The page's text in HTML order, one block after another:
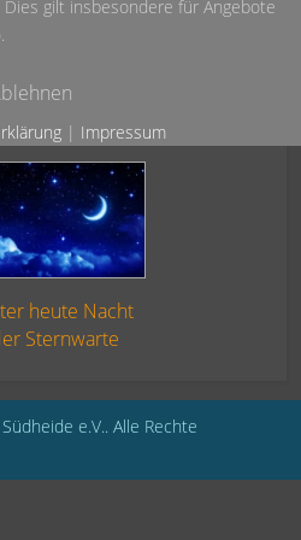
heute Nacht
Sternwarte
e.V.. Alle Rechte
gilt insbesondere für Angebote
| Impressum